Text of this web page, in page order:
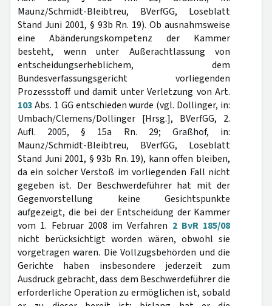
Maunz/Schmidt-Bleibtreu, BVerfGG, Loseblatt
Stand Juni 2001, § 93b Rn. 19). Ob ausnahmsweise
eine Abänderungskompetenz der Kammer
besteht, wenn unter Außerachtlassung von
entscheidungserheblichem, dem
Bundesverfassungsgericht vorliegenden
Prozessstoff und damit unter Verletzung von Art.
103Abs. 1 GG entschieden wurde (vgl. Dollinger, in:
Umbach/Clemens/Dollinger [Hrsg.], BVerfGG, 2.
Aufl. 2005, § 15a Rn. 29; Graßhof, in:
Maunz/Schmidt-Bleibtreu, BVerfGG, Loseblatt
Stand Juni 2001, § 93b Rn. 19), kann offen bleiben,
da ein solcher Verstoß im vorliegenden Fall nicht
gegeben ist. Der Beschwerdeführer hat mit der
Gegenvorstellung keine Gesichtspunkte
aufgezeigt, die bei der Entscheidung der Kammer
vom 1. Februar 2008 im Verfahren 2 BvR 185/08
nicht berücksichtigt worden wären, obwohl sie
vorgetragen waren. Die Vollzugsbehörden und die
Gerichte haben insbesondere jederzeit zum
Ausdruck gebracht, dass dem Beschwerdeführer die
erforderliche Operation zu ermöglichen ist, sobald